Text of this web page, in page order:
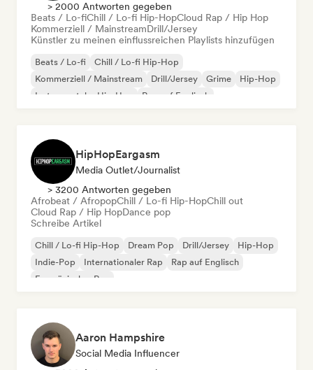
> 2000 Antworten gegeben
Beats / Lo-fiChill / Lo-fi Hip-HopCloud Rap / Hip Hop
Kommerziell / MainstreamDrill/Jersey
Künstler zu meinen einflussreichen Playlists hinzufügen
Beats / Lo-fi
Chill / Lo-fi Hip-Hop
Kommerziell / Mainstream
Drill/Jersey Grime
Hip-Hop
Instrumentaler Hip-Hop
Rap auf Englisch
HipHopEargasm
Media Outlet/Journalist
> 3200 Antworten gegeben
Afrobeat / AfropopChill / Lo-fi Hip-HopChill out
Cloud Rap / Hip HopDance pop
Schreibe Artikel
Chill / Lo-fi Hip-Hop Dream Pop Drill/Jersey
Hip-Hop
Indie-Pop
Internationaler Rap
Rap auf Englisch
Französischer Rap
Aaron Hampshire
Social Media Influencer